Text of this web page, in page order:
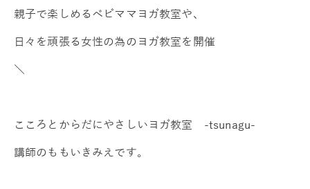
親子で楽しめるベビママヨガ教室や、
日々を頑張る女性の為のヨガ教室を開催
＼
こころとからだにやさしいヨガ教室 -tsunagu-
講師のももいきみえです。